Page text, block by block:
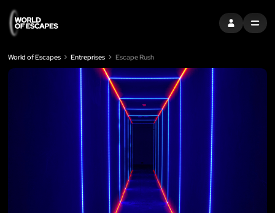
S'INSCRIREMENU
World of Escapes Entreprises Escape Rush